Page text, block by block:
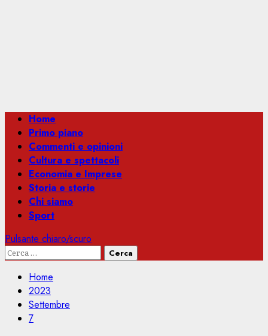
Menu
principale
Home
Primo piano
Commenti e opinioni
Cultura e spettacoli
Economia e Imprese
Storia e storie
Chi siamo
Sport
Pulsante chiaro/scuro
Ricerca
Home
2023
Settembre
7